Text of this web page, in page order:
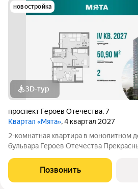
новостройка
3D-тур
проспект Героев Отечества,7
Квартал «Мята», 4 квартал 2027
2-комнатная квартира в монолитном
бульвара Героев Отечества
потребности. Для тех, кто любит
семьей, просторную жилую
Позвонить